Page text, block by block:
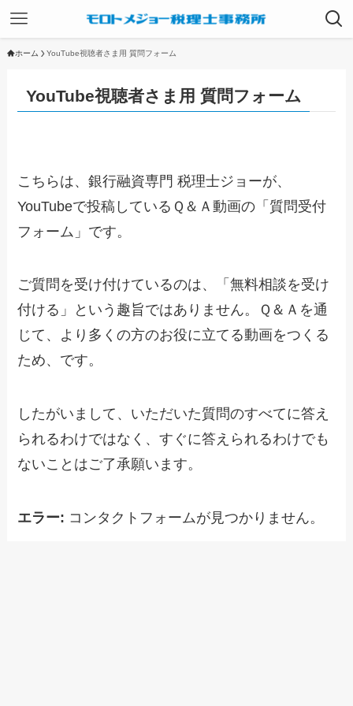
ホーム YouTube視聴者さま用 質問フォーム
YouTube視聴者さま用 質問フォーム
こちらは、銀行融資専門 税理士ジョーが、
YouTubeで投稿しているＱ＆Ａ動画の「質問受付
フォーム」です。
ご質問を受け付けているのは、「無料相談を受け
付ける」という趣旨ではありません。Ｑ＆Ａを通
じて、より多くの方のお役に立てる動画をつくる
ため、です。
したがいまして、いただいた質問のすべてに答え
られるわけではなく、すぐに答えられるわけでも
ないことはご了承願います。
エラー: コンタクトフォームが見つかりません。